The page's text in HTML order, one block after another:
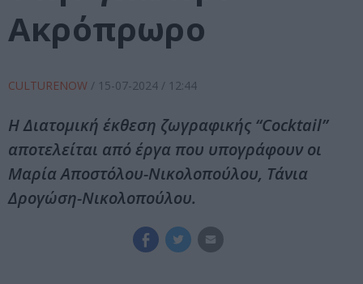
Ακρόπρωρο
CULTURENOW / 15-07-2024 / 12:44
Η Διατομική έκθεση ζωγραφικής “Cocktail”
αποτελείται από έργα που υπογράφουν οι
Μαρία Αποστόλου-Νικολοπούλου, Τάνια
Δρογώση-Νικολοπούλου.